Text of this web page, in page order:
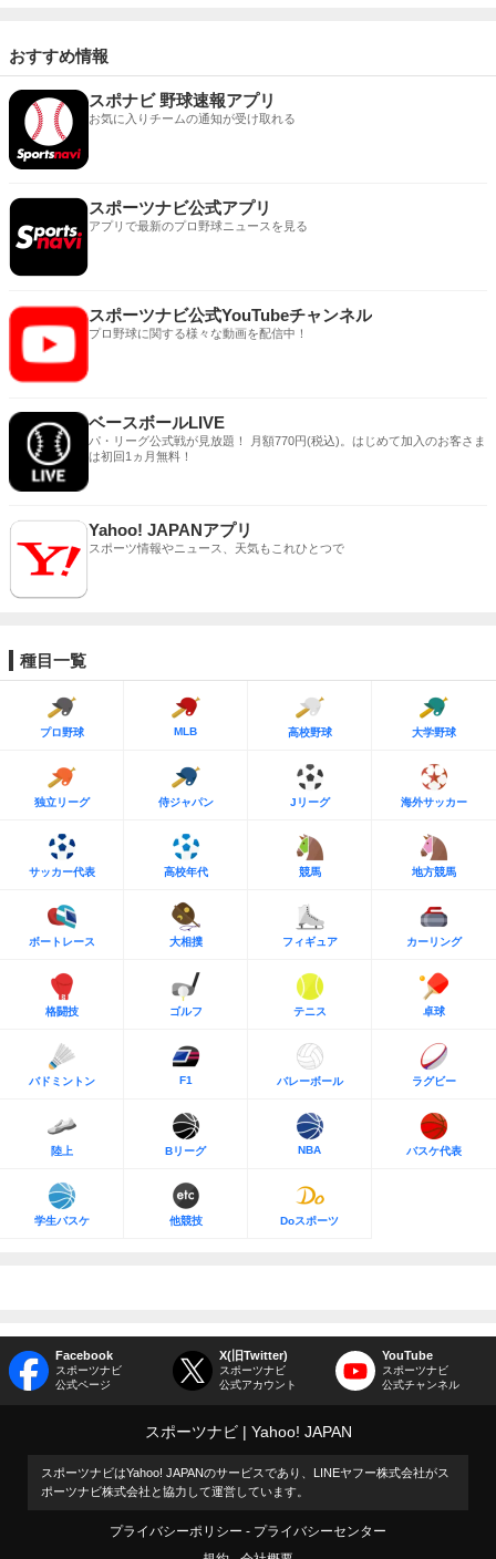
おすすめ情報
スポナビ 野球速報アプリ
お気に入りチームの通知が受け取れる
スポーツナビ公式アプリ
アプリで最新のプロ野球ニュースを見る
スポーツナビ公式YouTubeチャンネル
プロ野球に関する様々な動画を配信中！
ベースボールLIVE
パ・リーグ公式戦が見放題！ 月額770円(税込)。はじめて加入のお客さま
は初回1ヵ月無料！
Yahoo! JAPANアプリ
スポーツ情報やニュース、天気もこれひとつで
種目一覧
プロ野球 MLB 高校野球 大学野球
独立リーグ 侍ジャパン Jリーグ 海外サッカー
サッカー代表 高校年代 競馬 地方競馬
ボートレース 大相撲 フィギュア カーリング
格闘技 ゴルフ テニス 卓球
バドミントン F1 バレーボール ラグビー
陸上 Bリーグ NBA バスケ代表
学生バスケ 他競技 Doスポーツ
Facebook
スポーツナビ
公式ページ
X(旧Twitter)
スポーツナビ
公式アカウント
YouTube
スポーツナビ
公式チャンネル
スポーツナビ Yahoo! JAPAN
スポーツナビはYahoo! JAPANのサービスであり、LINEヤフー株式会社がス
ポーツナビ株式会社と協力して運営しています。
プライバシーポリシー
プライバシーセンター